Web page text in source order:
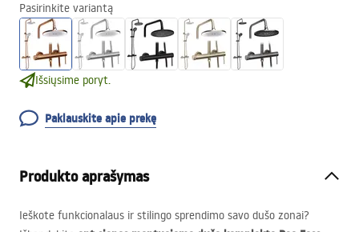
Pasirinkite variantą
Išsiųsime poryt.
Paklauskite apie prekę
Produkto aprašymas
Ieškote funkcionalaus ir stilingo sprendimo savo dušo zonai?